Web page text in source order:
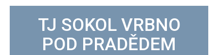
TJ SOKOL VRBNO
POD PRADĚDEM